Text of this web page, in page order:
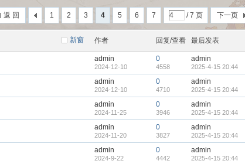
1 2 3 4 5 6 7 / 7 页 下一页
返 回
新窗 作者 回复/查看 最后发表
admin
2024-12-10
0
4558
admin
2025-4-15 20:44
admin
2024-12-10
0
4710
admin
2025-4-15 20:44
admin
2024-11-25
0
3946
admin
2025-4-15 20:44
admin
2024-11-20
0
3827
admin
2025-4-15 20:44
admin
2024-9-22
0
4442
admin
2025-4-15 20:44